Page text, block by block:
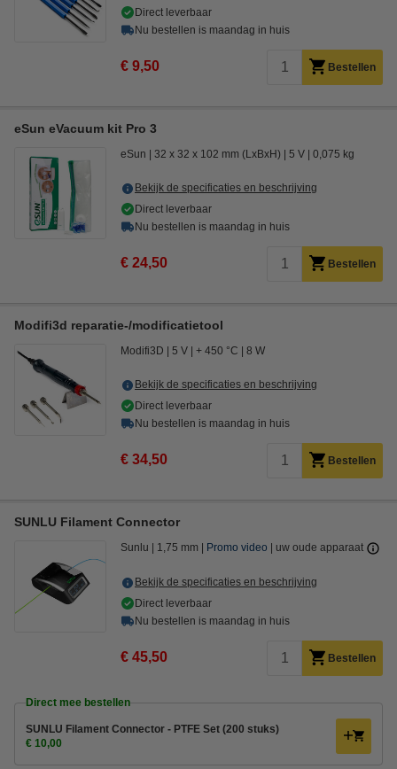
Direct leverbaar
Nu bestellen is maandag in huis
€ 9,50 Bestellen
eSun eVacuum kit Pro 3
eSun 32 x 32 x 102 mm (LxBxH) 5 V 0,075 kg
Bekijk de specificaties en beschrijving
Direct leverbaar
Nu bestellen is maandag in huis
€ 24,50 Bestellen
Modifi3d reparatie-/modificatietool
Modifi3D 5 V + 450 °C 8 W
Bekijk de specificaties en beschrijving
Direct leverbaar
Nu bestellen is maandag in huis
€ 34,50 Bestellen
SUNLU Filament Connector
Sunlu 1,75 mm Promo video uw oude apparaat
Bekijk de specificaties en beschrijving
Direct leverbaar
Nu bestellen is maandag in huis
€ 45,50 Bestellen
Direct mee bestellen
SUNLU Filament Connector - PTFE Set (200 stuks)
€ 10,00